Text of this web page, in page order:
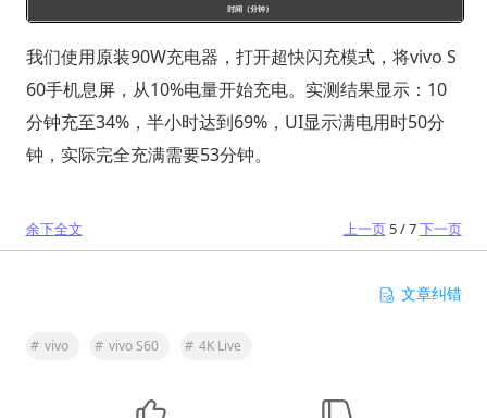
我们使用原装90W充电器，打开超快闪充模式，将vivo S
60手机息屏，从10%电量开始充电。实测结果显示：10
分钟充至34%，半小时达到69%，UI显示满电用时50分
钟，实际完全充满需要53分钟。
余下全文 上一页5 / 7下一页
文章纠错
# vivo # vivo S60 # 4K Live